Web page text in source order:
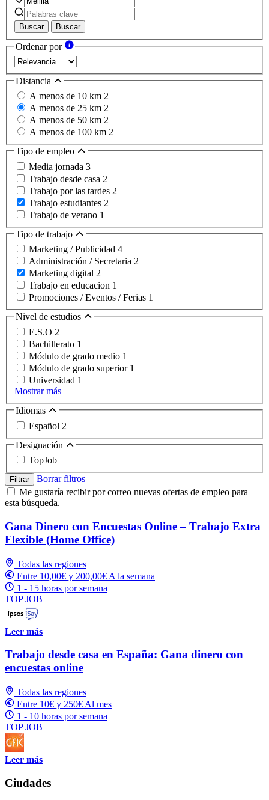
Buscar Buscar
Ordenar por
Distancia
A menos de 10 km 2
A menos de 25 km 2
A menos de 50 km 2
A menos de 100 km 2
Tipo de empleo
Media jornada 3
Trabajo desde casa 2
Trabajo por las tardes 2
Trabajo estudiantes 2
Trabajo de verano 1
Tipo de trabajo
Marketing / Publicidad 4
Administración / Secretaria 2
Marketing digital 2
Trabajo en educacion 1
Promociones / Eventos / Ferias 1
Nivel de estudios
E.S.O 2
Bachillerato 1
Módulo de grado medio 1
Módulo de grado superior 1
Universidad 1
Mostrar más
Idiomas
Español 2
Designación
TopJob
Filtrar
Borrar filtros
Me gustaría recibir por correo nuevas ofertas de empleo para
esta búsqueda.
Gana Dinero con Encuestas Online – Trabajo Extra
Flexible (Home Office)
Todas las regiones
Entre 10,00€ y 200,00€ A la semana
1 - 15 horas por semana
TOP JOB
Leer más
Trabajo desde casa en España: Gana dinero con
encuestas online
Todas las regiones
Entre 10€ y 250€ Al mes
1 - 10 horas por semana
TOP JOB
Leer más
Ciudades